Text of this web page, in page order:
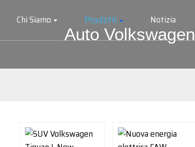
Chi Siamo Prodotti Notizia
Auto Volkswagen